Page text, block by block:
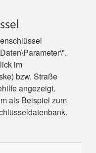
im
bzw. Straße
angezeigt.
als Beispiel zum